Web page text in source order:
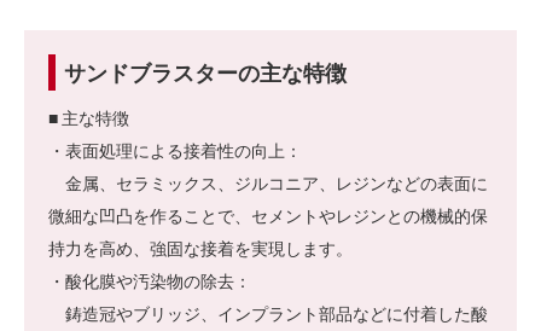
サンドブラスターの主な特徴
■ 主な特徴
・表面処理による接着性の向上：
金属、セラミックス、ジルコニア、レジンなどの表面に
微細な凹凸を作ることで、セメントやレジンとの機械的保
持力を高め、強固な接着を実現します。
・酸化膜や汚染物の除去：
鋳造冠やブリッジ、インプラント部品などに付着した酸